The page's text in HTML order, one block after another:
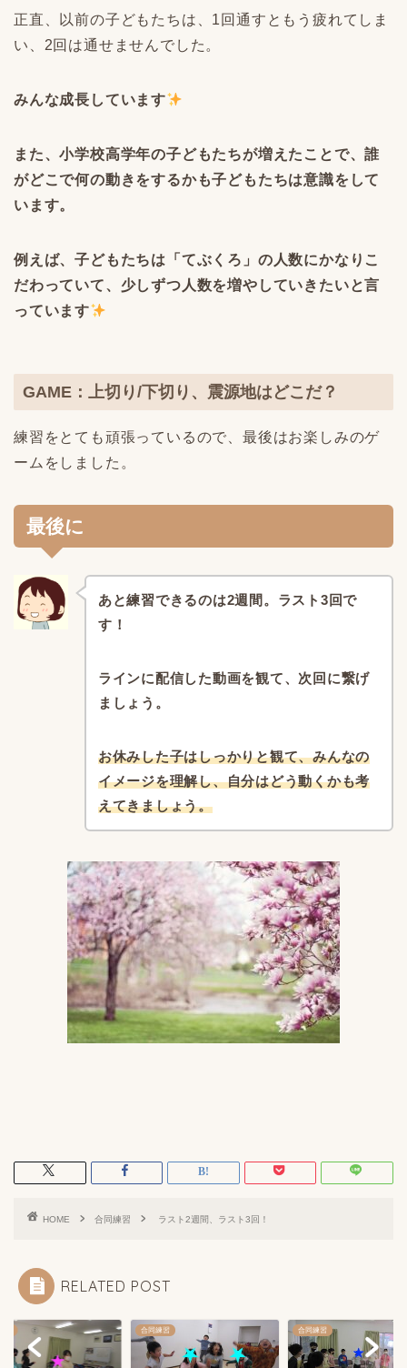
正直、以前の子どもたちは、1回通すともう疲れてしま
い、2回は通せませんでした。
みんな成長しています
また、小学校高学年の子どもたちが増えたことで、誰
がどこで何の動きをするかも子どもたちは意識をして
います。
例えば、子どもたちは「てぶくろ」の人数にかなりこ
だわっていて、少しずつ人数を増やしていきたいと言
っています
GAME：上切り/下切り、震源地はどこだ？
練習をとても頑張っているので、最後はお楽しみのゲ
ームをしました。
最後に
あと練習できるのは2週間。ラスト3回で
す！
ラインに配信した動画を観て、次回に繋げ
ましょう。
お休みした子はしっかりと観て、みんなの
イメージを理解し、自分はどう動くかも考
えてきましょう。
HOME 合同練習 ラスト2週間、ラスト3回！
RELATED POST
合同練習 合同練習